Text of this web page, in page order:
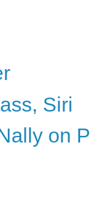
Siri
on